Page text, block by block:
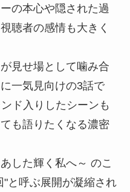
の本心や隠された過
聴者の感情も大きく
見せ場として噛み合
一気見向けの3話で
ド入りしたシーンも
も語りたくなる濃密
した輝く私へ～ のこ
と呼ぶ展開が凝縮され